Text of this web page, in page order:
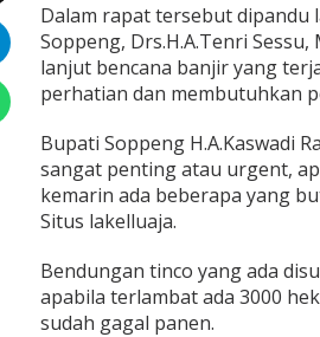
Dalam rapat tersebut dipandu
Soppeng, Drs.H.A.Tenri
lanjut bencana banjir yang
perhatian dan membutuhkan
Bupati Soppeng H.A.Kaswadi
sangat penting atau urgent,
kemarin ada beberapa yang
Situs lakelluaja.
Bendungan tinco yang ada
apabila terlambat ada 3000
sudah gagal panen.